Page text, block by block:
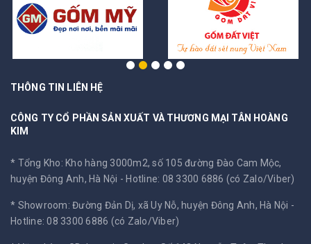
THÔNG TIN LIÊN HỆ
CÔNG TY CỔ PHẦN SẢN XUẤT VÀ THƯƠNG MẠI TÂN HOÀNG
KIM
* Tổng Kho: Kho hàng 3000m2, số 105 đường Đào Cam Mộc,
huyện Đông Anh, Hà Nội -Hotline: 08 3300 6886 (có Zalo/Viber)
* Showroom: Đường Đản Dị, xã Uy Nỗ, huyện Đông Anh, Hà Nội -
Hotline: 08 3300 6886 (có Zalo/Viber)